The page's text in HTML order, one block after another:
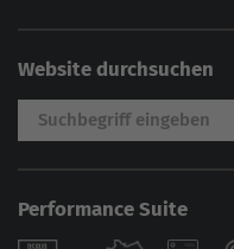
Website durchsuchen
Performance Suite